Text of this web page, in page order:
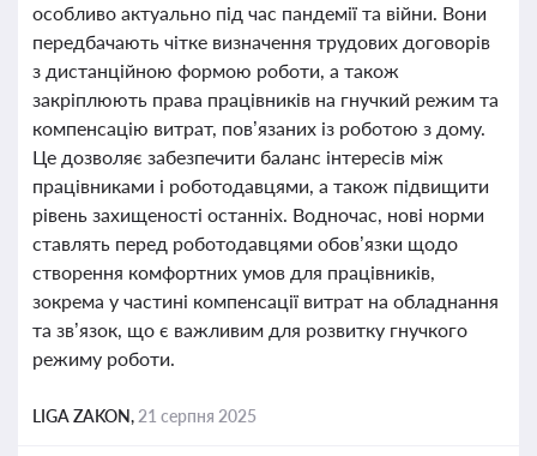
особливо актуально під час пандемії та війни. Вони
передбачають чітке визначення трудових договорів
з дистанційною формою роботи, а також
закріплюють права працівників на гнучкий режим та
компенсацію витрат, пов’язаних із роботою з дому.
Це дозволяє забезпечити баланс інтересів між
працівниками і роботодавцями, а також підвищити
рівень захищеності останніх. Водночас, нові норми
ставлять перед роботодавцями обов’язки щодо
створення комфортних умов для працівників,
зокрема у частині компенсації витрат на обладнання
та зв’язок, що є важливим для розвитку гнучкого
режиму роботи.
LIGA ZAKON, 21 серпня 2025